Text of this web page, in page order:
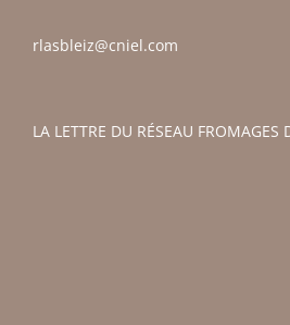
rlasbleiz@cniel.com
LA LETTRE DU RÉSEAU FROMAGES